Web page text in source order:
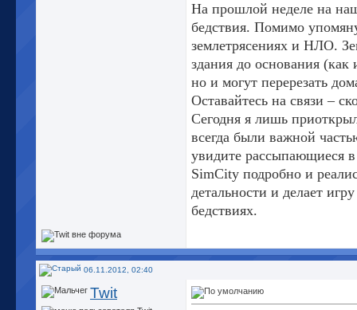
На прошлой неделе на
бедствия. Помимо
землетрясениях и НЛО.
здания до основания
но и могут перерезать
Оставайтесь на связи –
Сегодня я лишь
всегда были важной
увидите рассыпающиеся
SimCity подробно и
детальности и делает
бедствиях.
06.11.2012, 02:40
Twit